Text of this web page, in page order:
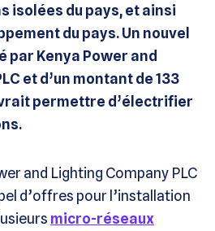
isolées du pays, et ainsi
du pays. Un nouvel
par Kenya Power and
et d’un montant de 133
permettre d’électrifier
and Lighting Company PLC
d’offres pour l’installation
micro-réseaux